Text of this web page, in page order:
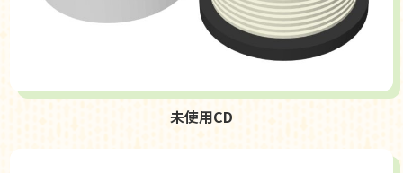
未使用CD